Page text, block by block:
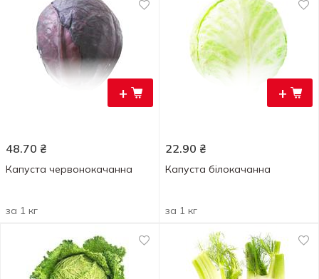
+
48.70 ₴
Капуста червонокачанна
за 1 кг
+
22.90 ₴
Капуста білокачанна
за 1 кг